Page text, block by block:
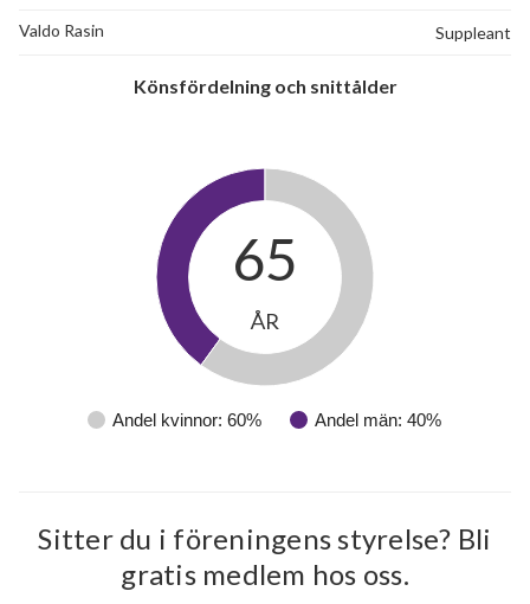
Valdo Rasin Suppleant
Könsfördelning och snittålder
Andel kvinnor: 60% Andel män: 40%
65
ÅR
Sitter du i föreningens styrelse? Bli
gratis medlem hos oss.